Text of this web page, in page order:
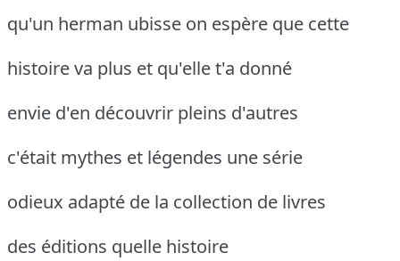
qu'un herman ubisse on espère que cette
histoire va plus et qu'elle t'a donné
envie d'en découvrir pleins d'autres
c'était mythes et légendes une série
odieux adapté de la collection de livres
des éditions quelle histoire